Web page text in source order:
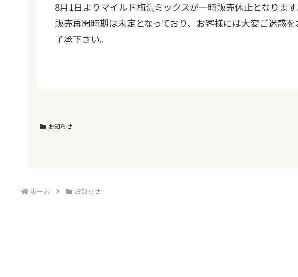
8月1日よりマイルド梅漬ミックスが一時販売休止となります
販売再開時期は未定となっており、お客様には大変ご迷惑
了承下さい。
お知らせ
ホーム お知らせ